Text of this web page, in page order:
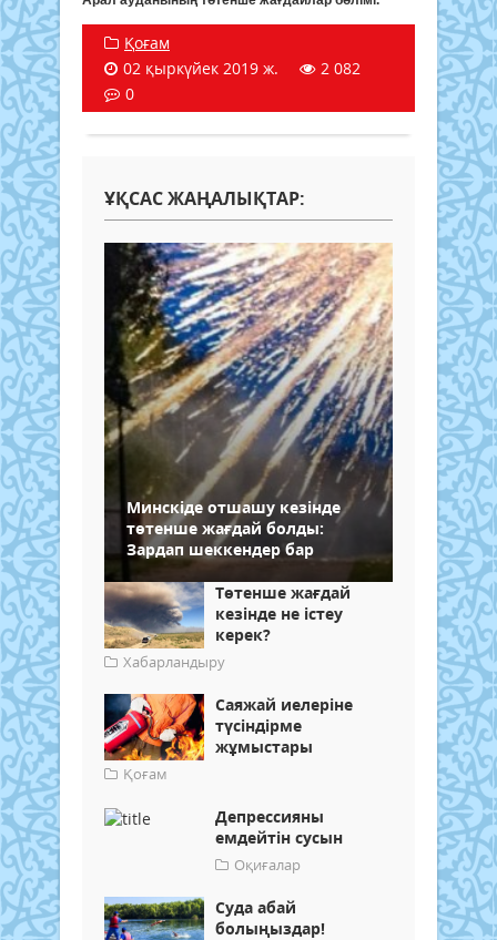
Қоғам
02 қыркүйек 2019 ж.
2 082
0
ҰҚСАС ЖАҢАЛЫҚТАР:
Минскіде отшашу кезінде
төтенше жағдай болды:
Зардап шеккендер бар
Төтенше жағдай
кезінде не істеу
керек?
Хабарландыру
Саяжай иелеріне
түсіндірме
жұмыстары
Қоғам
​Депрессияны
емдейтін сусын
Оқиғалар
Суда абай
болыңыздар!